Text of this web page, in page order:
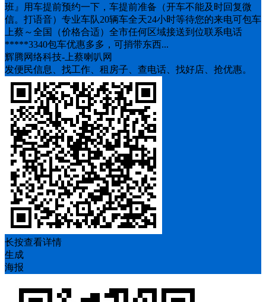
班』用车提前预约一下，车提前准备（开车不能及时回复微
信。打语音）专业车队20辆车全天24小时等待您的来电可包车
上蔡～全国（价格合适）全市任何区域接送到位联系电话
*****3340包车优惠多多，可捎带东西...
辉腾网络科技-上蔡喇叭网
发便民信息、找工作、租房子、查电话、找好店、抢优惠。
长按查看详情
生成
海报